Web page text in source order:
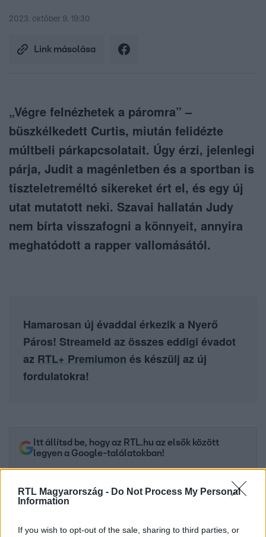
RTL Magyarország - Do Not Process My Personal
Information
If you wish to opt-out of the sale, sharing to third parties, or
2023. október 9. 19:30
Link másolása
„Végre felnézhetek a páromra” –
büszkélkedett Curtis, miután felidézte
múltbeli párkapcsolatait. Úgy érzi, jelenlegi
párja, Judit a magénletben és a sportban is
tiszteletreméltó sikereket ért el, és egy új
utat mutatott neki. Szavai hallatán Judy
nem bírta visszafogni a könnyeit, annyira
meghatódott a rapper vallomásától.
Hamarosan új évaddal érkezik a Nyerő
Páros! Streameld az összes eddigi évadot
az RTL+ Premiumon és készülj az új
fordulatokra!
Itt állítsd be, hogy az RTL.hu az elsők között
legyen a Google-találatokban!